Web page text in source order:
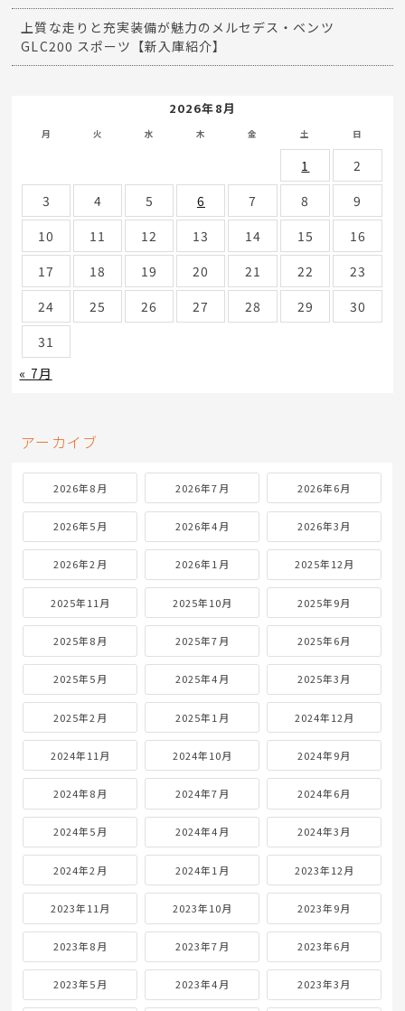
上質な走りと充実装備が魅力のメルセデス・ベンツ
GLC200 スポーツ【新入庫紹介】
2026年8月
月 火 水 木 金 土 日
1
2
3
4 5 6 7 8
9
10
11 12 13 14 15
16
17
18 19 20 21 22
23
24
25 26 27 28 29
30
31
« 7月
アーカイブ
2026年8月 2026年7月 2026年6月
2026年5月 2026年4月 2026年3月
2026年2月 2026年1月 2025年12月
2025年11月 2025年10月 2025年9月
2025年8月 2025年7月 2025年6月
2025年5月 2025年4月 2025年3月
2025年2月 2025年1月 2024年12月
2024年11月 2024年10月 2024年9月
2024年8月 2024年7月 2024年6月
2024年5月 2024年4月 2024年3月
2024年2月 2024年1月 2023年12月
2023年11月 2023年10月 2023年9月
2023年8月 2023年7月 2023年6月
2023年5月 2023年4月 2023年3月